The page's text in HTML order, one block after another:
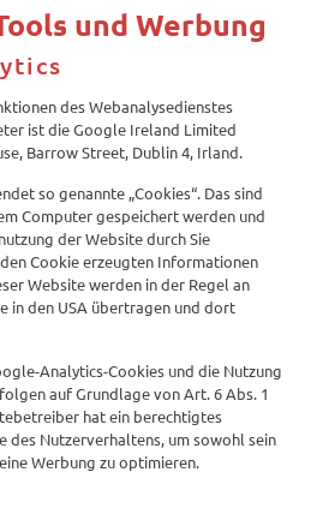
und Werbung
des Webanalysedienstes
ist die Google Ireland Limited
Barrow Street, Dublin 4, Irland.
so genannte „Cookies“. Das sind
Computer gespeichert werden und
der Website durch Sie
Cookie erzeugten Informationen
Website werden in der Regel an
in den USA übertragen und dort
Analytics-Cookies und die Nutzung
auf Grundlage von Art. 6 Abs. 1
hat ein berechtigtes
des Nutzerverhaltens, um sowohl sein
Werbung zu optimieren.